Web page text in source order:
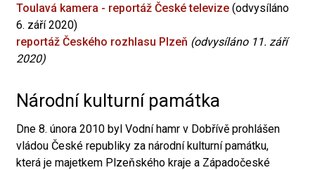
Toulavá kamera - reportáž České televize (odvysíláno
6. září 2020)
reportáž Českého rozhlasu Plzeň (odvysíláno 11. září
2020)
Národní kulturní památka
Dne 8. února 2010 byl Vodní hamr v Dobřívě prohlášen
vládou České republiky za národní kulturní památku,
která je majetkem Plzeňského kraje a Západočeské